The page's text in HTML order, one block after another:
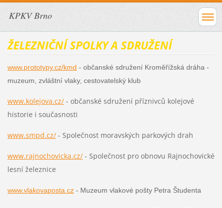
KPKV Brno
ŽELEZNIČNÍ SPOLKY A SDRUŽENÍ
www.prototypy.cz/kmd - občanské sdružení Kroměřížská dráha -
muzeum, zvláštní vlaky, cestovatelský klub
www.kolejova.cz/- občanské sdružení příznivců kolejové
historie i současnosti
www.smpd.cz/- Společnost moravských parkových drah
www.rajnochovicka.cz/- Společnost pro obnovu Rajnochovické
lesní železnice
www.vlakovaposta.cz- Muzeum vlakové pošty Petra Študenta